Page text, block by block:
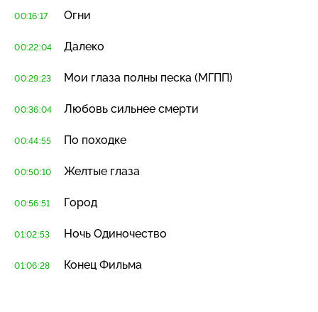
00:16:17 Огни
00:22:04 Далеко
00:29:23 Мои глаза полны песка (МГПП)
00:36:04 Любовь сильнее смерти
00:44:55 По походке
00:50:10 Желтые глаза
00:56:51 Город
01:02:53 Ночь Одиночество
01:06:28 Конец Фильма